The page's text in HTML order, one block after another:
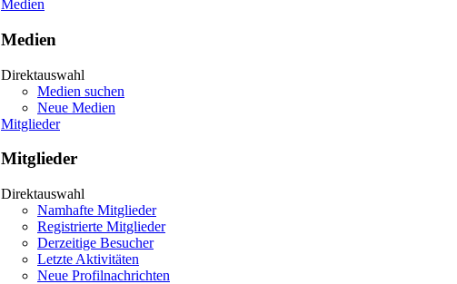
Medien
Medien
Direktauswahl
Medien suchen
Neue Medien
Mitglieder
Mitglieder
Direktauswahl
Namhafte Mitglieder
Registrierte Mitglieder
Derzeitige Besucher
Letzte Aktivitäten
Neue Profilnachrichten